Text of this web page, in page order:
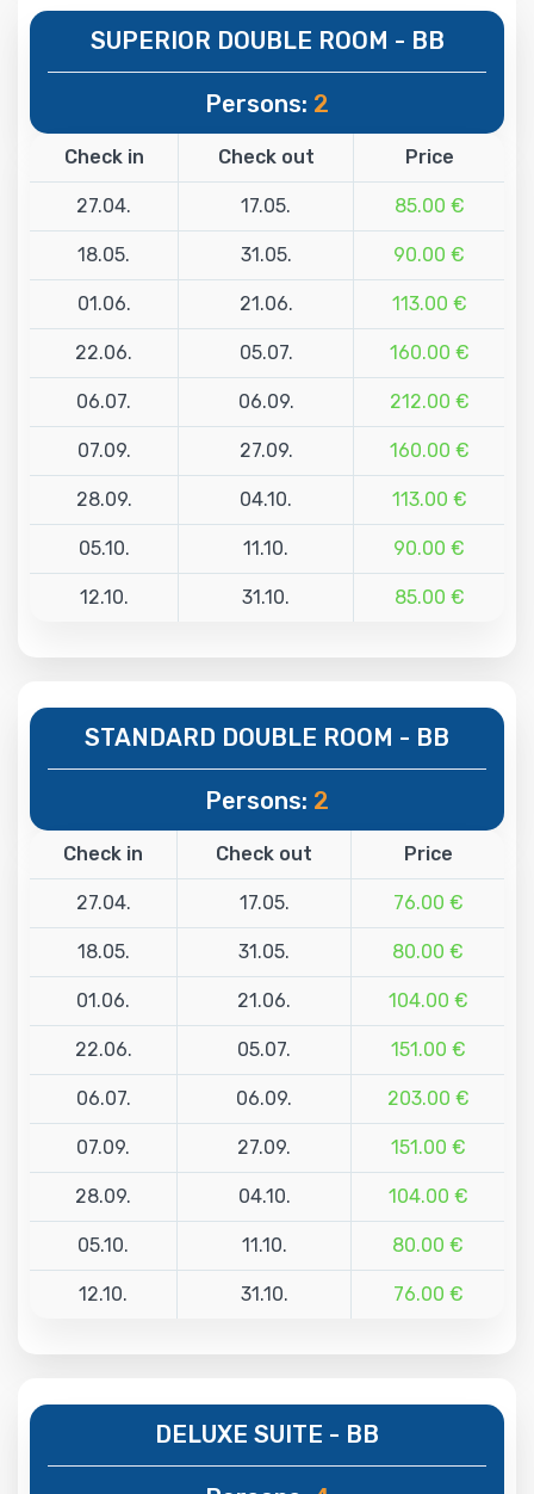
SUPERIOR DOUBLE ROOM - BB
Persons: 2
Check in Check out Price
27.04. 17.05. 85.00 €
18.05. 31.05. 90.00 €
01.06. 21.06. 113.00 €
22.06. 05.07. 160.00 €
06.07. 06.09. 212.00 €
07.09. 27.09. 160.00 €
28.09. 04.10. 113.00 €
05.10. 11.10. 90.00 €
12.10. 31.10. 85.00 €
STANDARD DOUBLE ROOM - BB
Persons: 2
Check in Check out Price
27.04. 17.05. 76.00 €
18.05. 31.05. 80.00 €
01.06. 21.06. 104.00 €
22.06. 05.07. 151.00 €
06.07. 06.09. 203.00 €
07.09. 27.09. 151.00 €
28.09. 04.10. 104.00 €
05.10. 11.10. 80.00 €
12.10. 31.10. 76.00 €
DELUXE SUITE - BB